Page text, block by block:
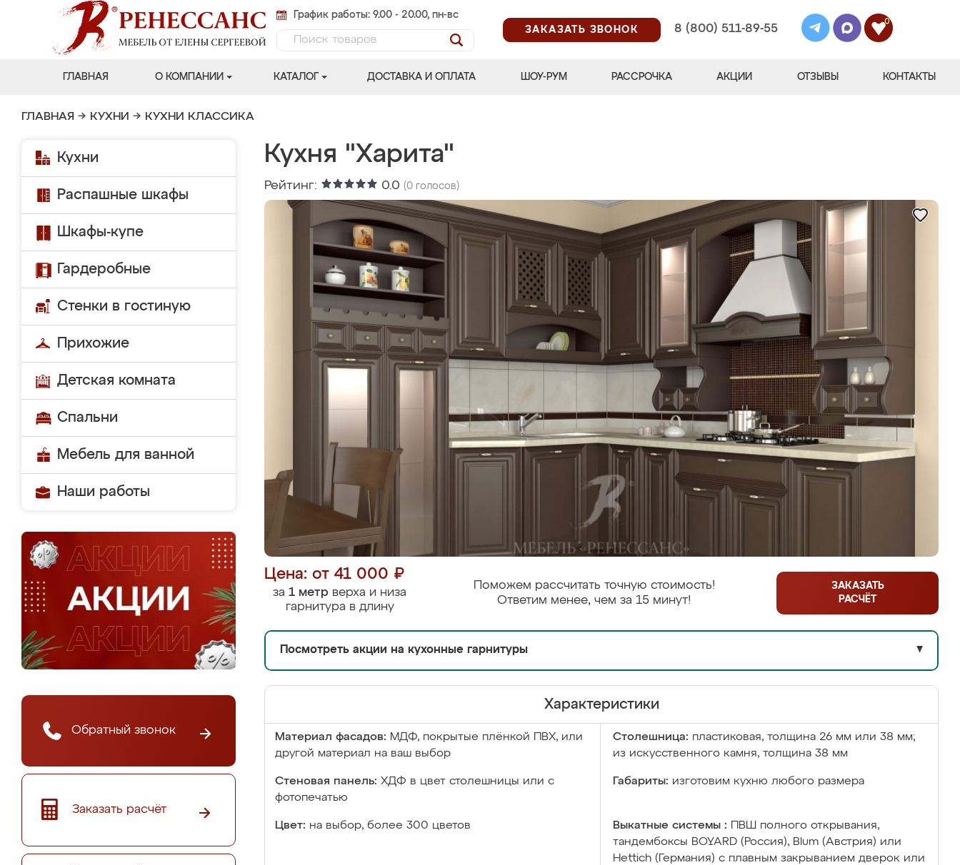
График работы: 9.00 - 20.00, пн-вс
ЗАКАЗАТЬ ЗВОНОК
8 (800) 511-89-55
0
ГЛАВНАЯ О КОМПАНИИ КАТАЛОГ ДОСТАВКА И ОПЛАТА ШОУ-РУМ РАССРОЧКА АКЦИИ ОТЗЫВЫ КОНТАКТЫ
ГЛАВНАЯ → КУХНИ → КУХНИ КЛАССИКА
Кухни
Распашные шкафы
Шкафы-купе
Гардеробные
Стенки в гостиную
Прихожие
Детская комната
Спальни
Мебель для ванной
Наши работы
Обратный звонок
Заказать расчёт
Кухня "Харита"
Рейтинг: 0.0 (0 голосов)
Цена: от 41 000 ₽
за 1 метр верха и низа
гарнитура в длину
Поможем рассчитать точную стоимость!
Ответим менее, чем за 15 минут!
ЗАКАЗАТЬ
РАСЧЁТ
Посмотреть акции на кухонные гарнитуры ▼
Характеристики
Материал фасадов: МДФ, покрытые плёнкой ПВХ, или
другой материал на ваш выбор
Столешница: пластиковая, толщина 26 мм или 38 мм;
из искусственного камня, толщина 38 мм
Стеновая панель: ХДФ в цвет столешницы или с
фотопечатью
Габариты: изготовим кухню любого размера
Цвет: на выбор, более 300 цветов Выкатные системы :
ПВШ полного открывания,
тандембоксы BOYARD (Россия), Blum (Австрия) или
Hettich (Германия) с плавным закрыванием дверок или